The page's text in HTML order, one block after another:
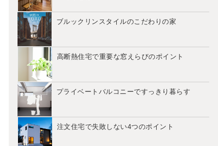
ブルックリンスタイルのこだわりの家
高断熱住宅で重要な窓えらびのポイント
プライベートバルコニーですっきり暮らす
注文住宅で失敗しない4つのポイント